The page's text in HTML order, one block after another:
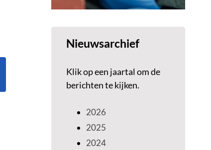
Nieuwsarchief
Klik op een jaartal om de
berichten te kijken.
2026
2025
2024